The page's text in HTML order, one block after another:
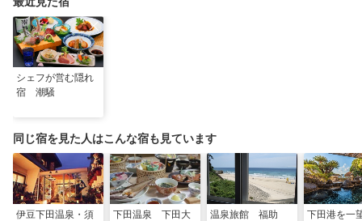
シェフが営む隠れ
宿 潮騒
同じ宿を見た人はこんな宿も見ています
伊豆下田温泉・須
下田温泉 下田大
温泉旅館 福助
下田港を一